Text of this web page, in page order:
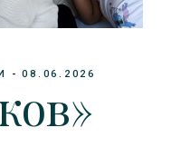
08.06.2026